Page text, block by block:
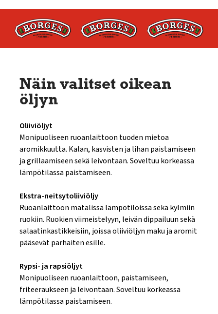
Näin valitset oikean
öljyn
Oliiviöljyt
Monipuoliseen ruoanlaittoon tuoden mietoa
aromikkuutta. Kalan, kasvisten ja lihan paistamiseen
ja grillaamiseen sekä leivontaan. Soveltuu korkeassa
lämpötilassa paistamiseen.
Ekstra-neitsytoliiviöljy
Ruoanlaittoon matalissa lämpötiloissa sekä kylmiin
ruokiin. Ruokien viimeistelyyn, leivän dippailuun sekä
salaatinkastikkeisiin, joissa oliiviöljyn maku ja aromit
pääsevät parhaiten esille.
Rypsi- ja rapsiöljyt
Monipuoliseen ruoanlaittoon, paistamiseen,
friteeraukseen ja leivontaan. Soveltuu korkeassa
lämpötilassa paistamiseen.